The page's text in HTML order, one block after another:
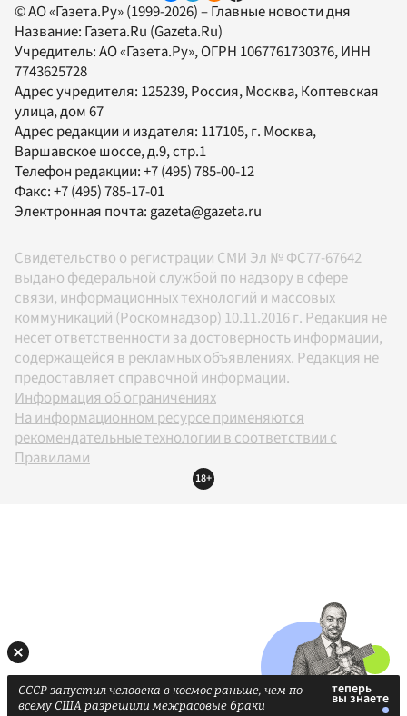
© АО «Газета.Ру» (1999-2026) – Главные новости дня
Название: Газета.Ru (Gazeta.Ru)
Учредитель:АО «Газета.Ру», ОГРН 1067761730376, ИНН
7743625728
Адрес учредителя: 125239, Россия, Москва, Коптевская
улица, дом 67
Адрес редакции и издателя: 117105, г. Москва,
Варшавское шоссе, д.9, стр.1
Телефон редакции:+7 (495) 785-00-12
Факс:+7 (495) 785-17-01
Электронная почта:gazeta@gazeta.ru
Свидетельство о регистрации СМИ Эл № ФС77-67642
выдано федеральной службой по надзору в сфере
связи, информационных технологий и массовых
коммуникаций (Роскомнадзор) 10.11.2016 г. Редакция не
несет ответственности за достоверность информации,
содержащейся в рекламных объявлениях. Редакция не
предоставляет справочной информации.
Информация об ограничениях
На информационном ресурсе применяются
рекомендательные технологии в соответствии с
Правилами
18+
СССР запустил человека в космос раньше, чем по
всему США разрешили межрасовые браки